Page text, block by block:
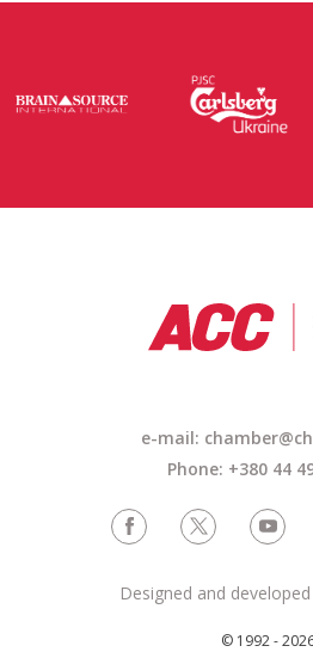
e-mail:
Phone: +380 44
© 1992 -
Designed and